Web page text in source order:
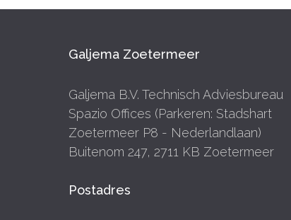
Galjema Zoetermeer
Galjema B.V. Technisch Adviesbureau
Spazio Offices (Parkeren: Stadshart
Zoetermeer P8 - Nederlandlaan)
Buitenom 247, 2711 KB Zoetermeer
Postadres